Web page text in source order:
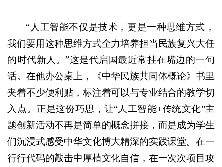
“人工智能不仅是技术，更是一种思维方式，
我们要用这种思维方式全力培养担当民族复兴大任
的时代新人。”这是代启国最近常挂在嘴边的一句
话。在他办公桌上，《中华民族共同体概论》书里
夹着不少便利贴，标注着可以与专业结合的教学切
入点。正是这份巧思，让“人工智能+传统文化”主
题创新活动不再是简单的概念拼接，而是成为学生
们沉浸式感受中华文化博大精深的实践课堂。在一
行行代码的敲击中厚植文化自信，在一次次项目攻